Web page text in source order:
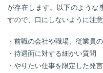
が存在します。以下のような
すので、口にしないように注意
・前職の会社や職場、従業員
・待遇面に対する細かい質問
・やりたい仕事を限定した発言